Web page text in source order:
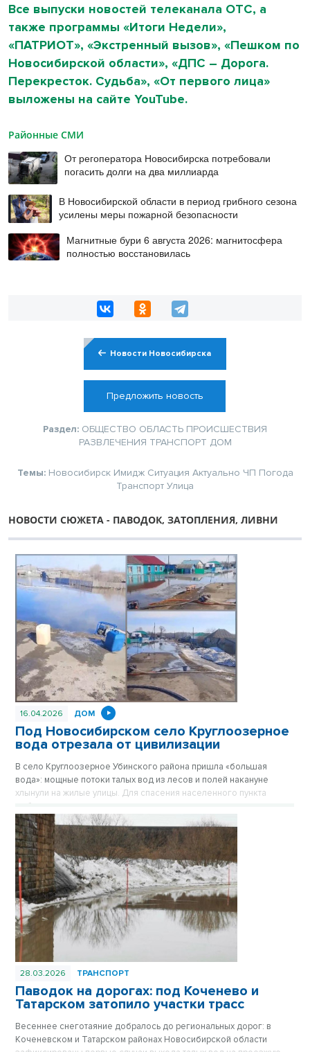
Все выпуски новостей телеканала ОТС, а
также программы «Итоги Недели»,
«ПАТРИОТ», «Экстренный вызов», «Пешком по
Новосибирской области», «ДПС – Дорога.
Перекресток. Судьба», «От первого лица»
выложены на сайте YouTube.
Районные СМИ
От регоператора Новосибирска потребовали
погасить долги на два миллиарда
В Новосибирской области в период грибного сезона
усилены меры пожарной безопасности
Магнитные бури 6 августа 2026: магнитосфера
полностью восстановилась
Новости Новосибирска
Предложить новость
Раздел: ОБЩЕСТВО ОБЛАСТЬ ПРОИСШЕСТВИЯ
РАЗВЛЕЧЕНИЯ ТРАНСПОРТ ДОМ
Темы: Новосибирск Имидж Ситуация Актуально ЧП Погода
Транспорт Улица
НОВОСТИ СЮЖЕТА - ПАВОДОК, ЗАТОПЛЕНИЯ, ЛИВНИ
16.04.2026 ДОМ
Под Новосибирском село Круглоозерное
вода отрезала от цивилизации
В село Круглоозерное Убинского района пришла «большая
вода»: мощные потоки талых вод из лесов и полей накануне
хлынули на жилые улицы. Для спасения населенного пункта
мобилизованы силы всего муниципального округа,
задействована спецтехника и десятки мощных помп.
28.03.2026 ТРАНСПОРТ
Паводок на дорогах: под Коченево и
Татарском затопило участки трасс
Весеннее снеготаяние добралось до региональных дорог: в
Коченевском и Татарском районах Новосибирской области